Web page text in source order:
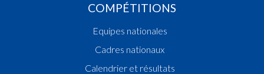
COMPÉTITIONS
Equipes nationales
Cadres nationaux
Calendrier et résultats